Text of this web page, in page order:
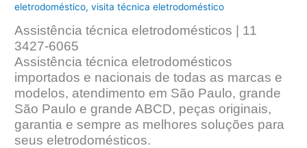
eletrodoméstico,visita técnica eletrodoméstico
Assistência técnica eletrodomésticos | 11
3427-6065
Assistência técnica eletrodomésticos
importados e nacionais de todas as marcas e
modelos, atendimento em São Paulo, grande
São Paulo e grande ABCD, peças originais,
garantia e sempre as melhores soluções para
seus eletrodomésticos.